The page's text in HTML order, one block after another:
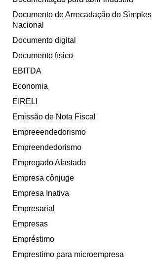
Documento de Arrecadação do Simples
Nacional
Documento digital
Documento físico
EBITDA
Economia
EIRELI
Emissão de Nota Fiscal
Empreeendedorismo
Empreendedorismo
Empregado Afastado
Empresa cônjuge
Empresa Inativa
Empresarial
Empresas
Empréstimo
Emprestimo para microempresa